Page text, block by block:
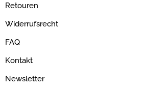
Retouren
Widerrufsrecht
FAQ
Kontakt
Newsletter